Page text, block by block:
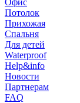
Офис
Потолок
Прихожая
Спальня
Для детей
Waterproof
Help&info
Новости
Партнерам
FAQ